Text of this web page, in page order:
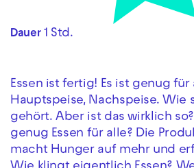
Dauer 1 Std.
Essen ist fertig! Es ist genug für
Hauptspeise, Nachspeise. Wie
gehört. Aber ist das wirklich
genug Essen für alle? Die
macht Hunger auf mehr und